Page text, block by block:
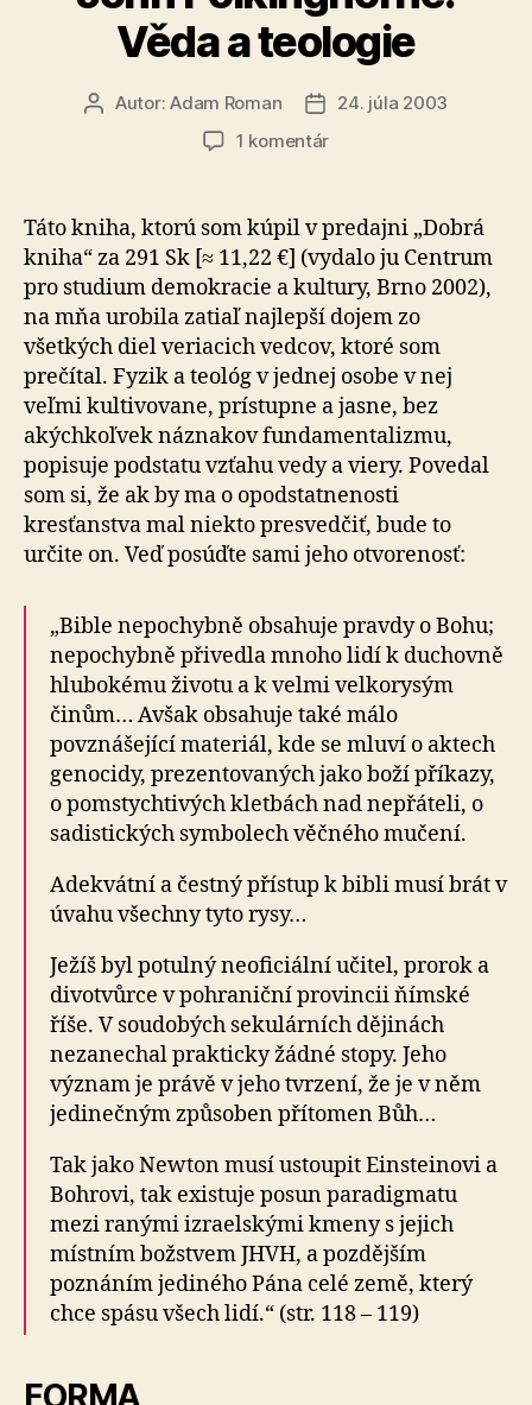
Věda a teologie
AutorAutor:Adam Roman
Dátum
článku
24. júla 2003
1 komentárna
Věda
a
teologie
Táto kniha, ktorú som kúpil v predajni „Dobrá
kniha“ za 291 Sk [≈ 11,22 €] (vydalo ju Centrum
pro studium demokracie a kultury, Brno 2002),
na mňa urobila zatiaľ najlepší dojem zo
všetkých diel veriacich vedcov, ktoré som
prečítal. Fyzik a teológ v jednej osobe v nej
veľmi kultivovane, prístupne a jasne, bez
akýchkoľvek náznakov fundamentalizmu,
popisuje podstatu vzťahu vedy a viery. Povedal
som si, že ak by ma o opodstatnenosti
kresťanstva mal niekto presvedčiť, bude to
určite on. Veď posúďte sami jeho otvorenosť:
„Bible nepochybně obsahuje pravdy o Bohu;
nepochybně přivedla mnoho lidí k duchovně
hlubokému životu a k velmi velkorysým
činům… Avšak obsahuje také málo
povznášející materiál, kde se mluví o aktech
genocidy, prezentovaných jako boží příkazy,
o pomstychtivých kletbách nad nepřáteli, o
sadistických symbolech věčného mučení.
Adekvátní a čestný přístup k bibli musí brát v
úvahu všechny tyto rysy…
Ježíš byl potulný neoficiální učitel, prorok a
divotvůrce v pohraniční provincii ňímské
říše. V soudobých sekulárních dějinách
nezanechal prakticky žádné stopy. Jeho
význam je právě v jeho tvrzení, že je v něm
jedinečným způsoben přítomen Bůh…
Tak jako Newton musí ustoupit Einsteinovi a
Bohrovi, tak existuje posun paradigmatu
mezi ranými izraelskými kmeny s jejich
místním božstvem JHVH, a pozdějším
poznáním jediného Pána celé země, který
chce spásu všech lidí.“ (str. 118 – 119)
FORMA